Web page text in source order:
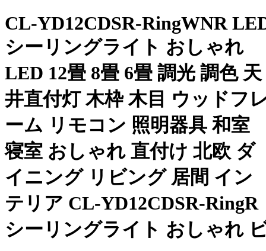
CL-YD12CDSR-RingWNR
シーリングライト おしゃれ
LED 12畳 8畳 6畳 調光 調色 天
井直付灯 木枠 木目 ウッドフ
ーム リモコン 照明器具 和室
寝室 おしゃれ 直付け 北欧 ダ
イニング リビング 居間 イン
テリア CL-YD12CDSR-RingR
シーリングライト おしゃれ